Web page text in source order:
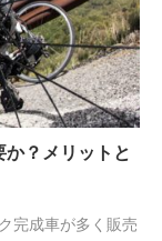
か？メリットと
完成車が多く販売